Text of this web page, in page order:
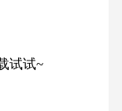
试试~